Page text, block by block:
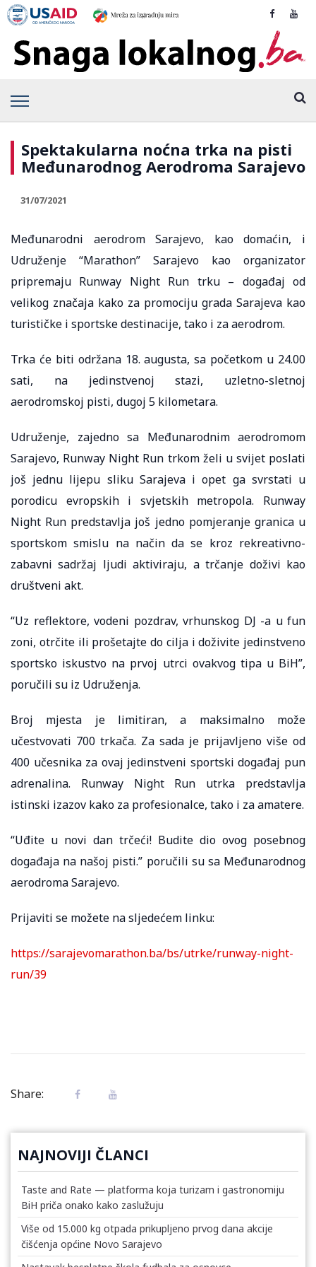
Spektakularna noćna trka na pisti
Međunarodnog Aerodroma Sarajevo
31/07/2021
Međunarodni aerodrom Sarajevo, kao domaćin, i
Udruženje “Marathon” Sarajevo kao organizator
pripremaju Runway Night Run trku – događaj od
velikog značaja kako za promociju grada Sarajeva kao
turističke i sportske destinacije, tako i za aerodrom.
Trka će biti održana 18. augusta, sa početkom u 24.00
sati, na jedinstvenoj stazi, uzletno-sletnoj
aerodromskoj pisti, dugoj 5 kilometara.
Udruženje, zajedno sa Međunarodnim aerodromom
Sarajevo, Runway Night Run trkom želi u svijet poslati
još jednu lijepu sliku Sarajeva i opet ga svrstati u
porodicu evropskih i svjetskih metropola. Runway
Night Run predstavlja još jedno pomjeranje granica u
sportskom smislu na način da se kroz rekreativno-
zabavni sadržaj ljudi aktiviraju, a trčanje doživi kao
društveni akt.
“Uz reflektore, vodeni pozdrav, vrhunskog DJ -a u fun
zoni, otrčite ili prošetajte do cilja i doživite jedinstveno
sportsko iskustvo na prvoj utrci ovakvog tipa u BiH”,
poručili su iz Udruženja.
Broj mjesta je limitiran, a maksimalno može
učestvovati 700 trkača. Za sada je prijavljeno više od
400 učesnika za ovaj jedinstveni sportski događaj pun
adrenalina. Runway Night Run utrka predstavlja
istinski izazov kako za profesionalce, tako i za amatere.
“Uđite u novi dan trčeći! Budite dio ovog posebnog
događaja na našoj pisti.” poručili su sa Međunarodnog
aerodroma Sarajevo.
Prijaviti se možete na sljedećem linku:
https://sarajevomarathon.ba/bs/utrke/runway-night-
run/39
Share:
NAJNOVIJI ČLANCI
Taste and Rate — platforma koja turizam i gastronomiju
BiH priča onako kako zaslužuju
Više od 15.000 kg otpada prikupljeno prvog dana akcije
čišćenja općine Novo Sarajevo